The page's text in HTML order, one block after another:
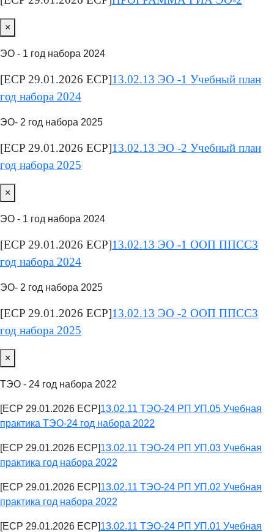
×
ЭО - 1 год набора 2024
[ECP 29.01.2026 ECP]13.02.13 ЭО -1 Учебный план
год набора 2024
ЭО- 2 год набора 2025
[ECP 29.01.2026 ECP]13.02.13 ЭО -2 Учебный план
год набора 2025
×
ЭО - 1 год набора 2024
[ECP 29.01.2026 ECP]13.02.13 ЭО -1 ООП ППССЗ
год набора 2024
ЭО- 2 год набора 2025
[ECP 29.01.2026 ECP]13.02.13 ЭО -2 ООП ППССЗ
год набора 2025
×
ТЭО - 24 год набора 2022
[ECP 29.01.2026 ECP]13.02.11 ТЭО-24 РП УП.05 Учебная
практика ТЭО-24 год набора 2022
[ECP 29.01.2026 ECP]13.02.11 ТЭО-24 РП УП.03 Учебная
практика год набора 2022
[ECP 29.01.2026 ECP]13.02.11 ТЭО-24 РП УП.02 Учебная
практика год набора 2022
[ECP 29.01.2026 ECP]13.02.11 ТЭО-24 РП УП.01 Учебная